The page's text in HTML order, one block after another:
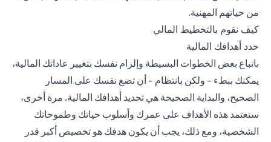
من حياتهم المهنية.
كيف نقوم بالتخطيط المالي
حدد أهدافك المالية
باتباع بعض الخطوات البسيطة وإلزام نفسك بتغيير عاداتك المالية،
يمكنك ببطء - ولكن بانتظام - أن تضع نفسك على المسار
الصحيح، والبداية الصحيحة هي تحديد أهدافك المالية. مرة أخرى،
ستعتمد هذه الأهداف على عمرك وأسلوب حياتك وطموحاتك
الشخصية، ومع ذلك، يجب أن يكون هدفك هو تخصيص أكبر قدر